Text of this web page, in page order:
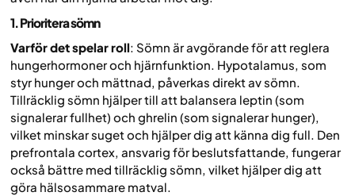
1. Prioritera sömn
Varför det spelar roll: Sömn är avgörande för att reglera
hungerhormoner och hjärnfunktion. Hypotalamus, som
styr hunger och mättnad, påverkas direkt av sömn.
Tillräcklig sömn hjälper till att balansera leptin (som
signalerar fullhet) och ghrelin (som signalerar hunger),
vilket minskar suget och hjälper dig att känna dig full. Den
prefrontala cortex, ansvarig för beslutsfattande, fungerar
också bättre med tillräcklig sömn, vilket hjälper dig att
göra hälsosammare matval.